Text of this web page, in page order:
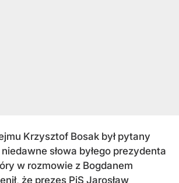
Krzysztof Bosak był pytany
słowa byłego prezydenta
w rozmowie z Bogdanem
że prezes PiS Jarosław